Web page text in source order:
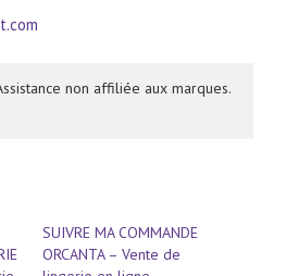
non affiliée aux marques.
SUIVRE MA COMMANDE
ORCANTA – Vente de